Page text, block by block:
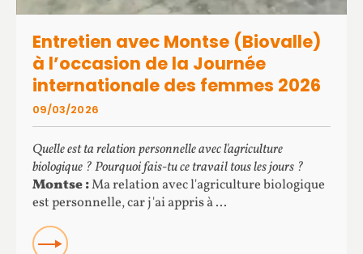
Entretien avec Montse (Biovalle)
à l’occasion de la Journée
internationale des femmes 2026
Quelle est ta relation personnelle avec l'agriculture
biologique ? Pourquoi fais-tu ce travail tous les jours ?
Montse :Ma relation avec l'agriculture biologique
est personnelle, car j'ai appris à ...
READ
09/03/2026